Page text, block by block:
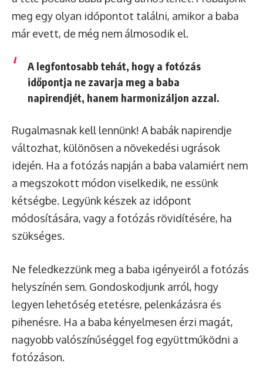
meg egy olyan időpontot találni, amikor a baba
már evett, de még nem álmosodik el.
A legfontosabb tehát, hogy a fotózás
időpontja ne zavarja meg a baba
napirendjét, hanem harmonizáljon azzal.
Rugalmasnak kell lennünk! A babák napirendje
változhat, különösen a növekedési ugrások
idején. Ha a fotózás napján a baba valamiért nem
a megszokott módon viselkedik, ne essünk
kétségbe. Legyünk készek az időpont
módosítására, vagy a fotózás rövidítésére, ha
szükséges.
Ne feledkezzünk meg a baba igényeiről a fotózás
helyszínén sem. Gondoskodjunk arról, hogy
legyen lehetőség etetésre, pelenkázásra és
pihenésre. Ha a baba kényelmesen érzi magát,
nagyobb valószínűséggel fog együttműködni a
fotózáson.